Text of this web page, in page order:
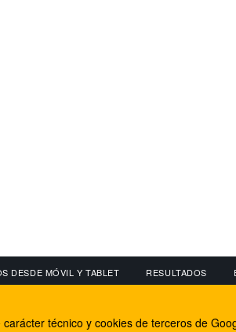
DESDE MÓVIL Y TABLET RESULTADOS
El equipo de FútbolBalear
técnico y cookies de terceros de